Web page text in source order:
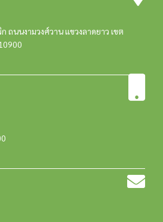
ถนนงามวงศ์วาน แขวงลาดยาว เขต